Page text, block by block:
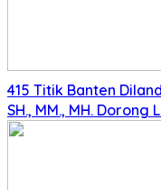
415 Titik Banten
SH., MM., MH.